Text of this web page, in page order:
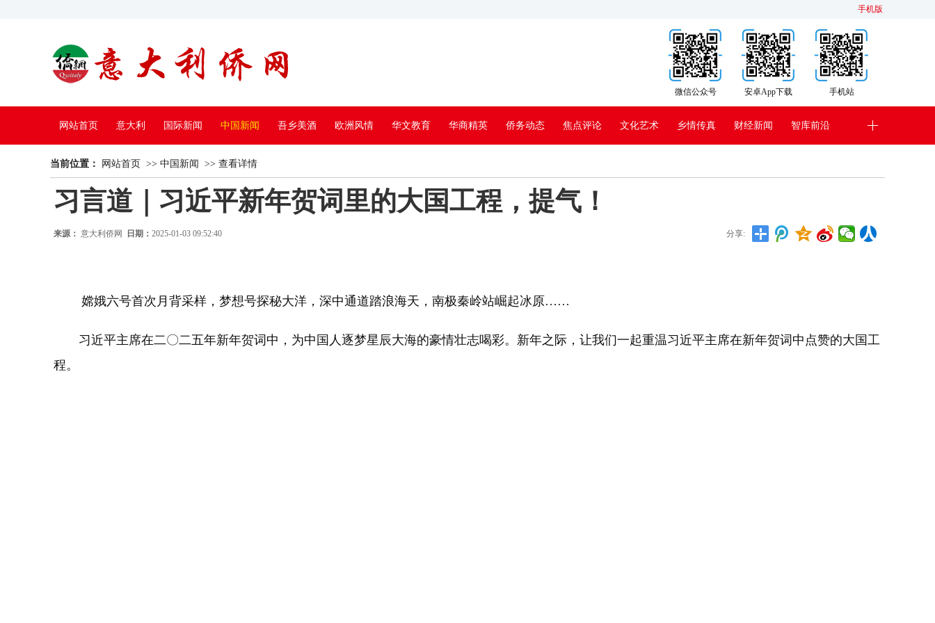
手机版
手机站
安卓App下载
微信公众号
网站首页 意大利 国际新闻 中国新闻 吾乡美酒 欧洲风情 华文教育 华商精英 侨务动态 焦点评论 文化艺术 乡情传真 财经新闻 智库前沿
中国电视
当前位置： 网站首页 >> 中国新闻 >> 查看详情
习言道｜习近平新年贺词里的大国工程，提气！
来源： 意大利侨网 日期： 2025-01-03 09:52:40 分享:
嫦娥六号首次月背采样，梦想号探秘大洋，深中通道踏浪海天，南极秦岭站崛起冰原……
习近平主席在二〇二五年新年贺词中，为中国人逐梦星辰大海的豪情壮志喝彩。新年之际，让我们一起重温习近平主席在新年贺词中点赞的大国工
程。